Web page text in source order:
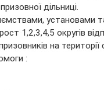
дільниці.
установами
1,2,3,4,5 округів
на
: